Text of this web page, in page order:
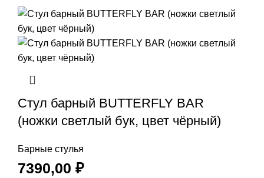
Стул барный BUTTERFLY BAR
(ножки светлый бук, цвет чёрный)
Барные стулья
7390,00 ₽